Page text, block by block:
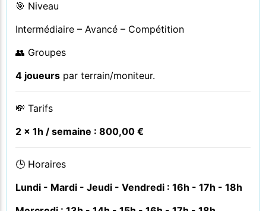
🎯 Niveau
Intermédiaire – Avancé – Compétition
👥 Groupes
4 joueurs par terrain/moniteur.
💸 Tarifs
2 x 1h / semaine : 800,00 €
🕒 Horaires
Lundi - Mardi - Jeudi - Vendredi : 16h - 17h - 18h